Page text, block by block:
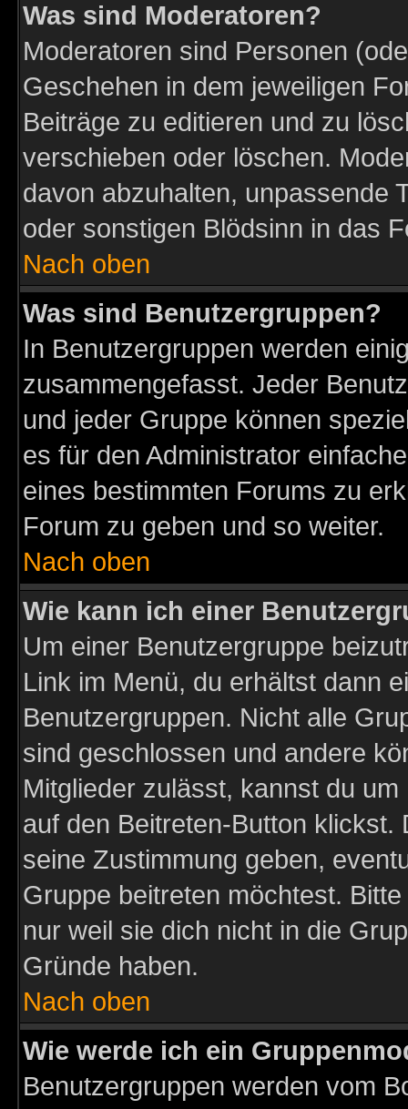
Was sind Moderatoren?
Moderatoren sind Personen
Geschehen in dem jeweiligen
Beiträge zu editieren und zu
verschieben oder löschen.
davon abzuhalten, unpassende
oder sonstigen Blödsinn in das
Nach oben
Was sind Benutzergruppen?
In Benutzergruppen werden
zusammengefasst. Jeder
und jeder Gruppe können
es für den Administrator
eines bestimmten Forums zu
Forum zu geben und so weiter.
Nach oben
Wie kann ich einer
Um einer Benutzergruppe
Link im Menü, du erhältst dann
Benutzergruppen. Nicht alle
sind geschlossen und andere
Mitglieder zulässt, kannst du
auf den Beitreten-Button
seine Zustimmung geben,
Gruppe beitreten möchtest.
nur weil sie dich nicht in die
Gründe haben.
Nach oben
Wie werde ich ein
Benutzergruppen werden vom